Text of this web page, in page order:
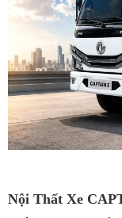
Nội Thất Xe